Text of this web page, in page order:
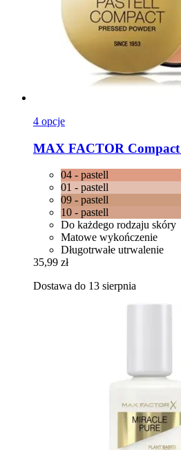
4 opcje
MAX FACTOR
04 - pastell
01 - pastell
09 - pastell
10 - pastell
Do każdego rodzaju skóry
Matowe wykończenie
Długotrwałe utrwalenie
35,99 zł
Dostawa do 13 sierpnia